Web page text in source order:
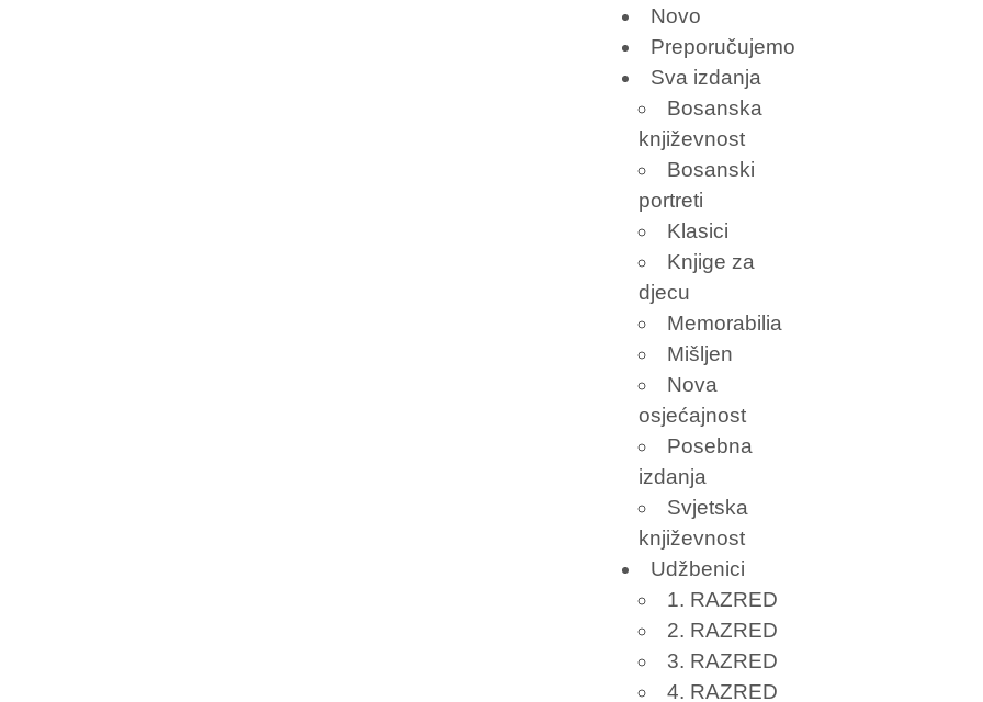
Novo
Preporučujemo
Sva izdanja
Bosanska
književnost
Bosanski
portreti
Klasici
Knjige za
djecu
Memorabilia
Mišljen
Nova
osjećajnost
Posebna
izdanja
Svjetska
književnost
Udžbenici
1. RAZRED
2. RAZRED
3. RAZRED
4. RAZRED